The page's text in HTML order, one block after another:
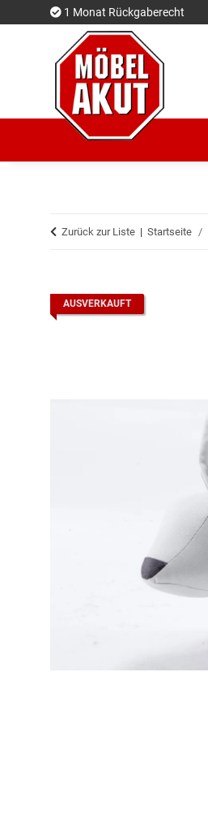
1 Monat Rückgaberecht
Zurück zur Liste Startseite
AUSVERKAUFT